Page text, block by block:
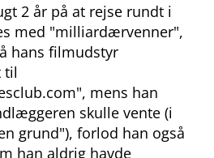
2 år på at rejse rundt i
med milliardærvenner ,
hans filmudstyr
til
, mens han
skulle vente (i
grund ), forlod han også
han aldrig havde